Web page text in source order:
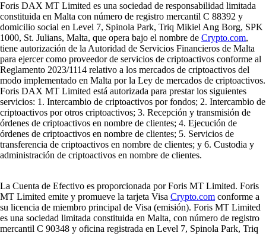
Foris DAX MT Limited es una sociedad de responsabilidad limitada
constituida en Malta con número de registro mercantil C 88392 y
domicilio social en Level 7, Spinola Park, Triq Mikiel Ang Borg, SPK
1000, St. Julians, Malta, que opera bajo el nombre de Crypto.com,
tiene autorización de la Autoridad de Servicios Financieros de Malta
para ejercer como proveedor de servicios de criptoactivos conforme al
Reglamento 2023/1114 relativo a los mercados de criptoactivos del
modo implementado en Malta por la Ley de mercados de criptoactivos.
Foris DAX MT Limited está autorizada para prestar los siguientes
servicios: 1. Intercambio de criptoactivos por fondos; 2. Intercambio de
criptoactivos por otros criptoactivos; 3. Recepción y transmisión de
órdenes de criptoactivos en nombre de clientes; 4. Ejecución de
órdenes de criptoactivos en nombre de clientes; 5. Servicios de
transferencia de criptoactivos en nombre de clientes; y 6. Custodia y
administración de criptoactivos en nombre de clientes.
La Cuenta de Efectivo es proporcionada por Foris MT Limited. Foris
MT Limited emite y promueve la tarjeta Visa Crypto.com conforme a
su licencia de miembro principal de Visa (emisión). Foris MT Limited
es una sociedad limitada constituida en Malta, con número de registro
mercantil C 90348 y oficina registrada en Level 7, Spinola Park, Triq